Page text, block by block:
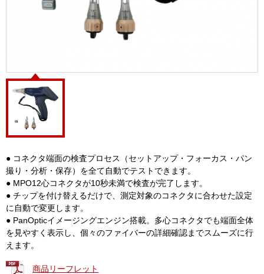
● コネクタ端面の検査プロセス（セットアップ・フォーカス・パン
撮り・分析・保存）を全て自動でテストできます。
● MPO12心コネクタが10秒未満で検査が完了します。
● チップを付け替えるだけで、測定対象のコネクタに合わせた設定
に自動で変更します。
● PanOpticイメージングエンジン搭載。多心コネクタでも端面全体
を見やすく表示し、個々のファイバーの詳細確認までスムーズに行
えます。
商品リーフレット